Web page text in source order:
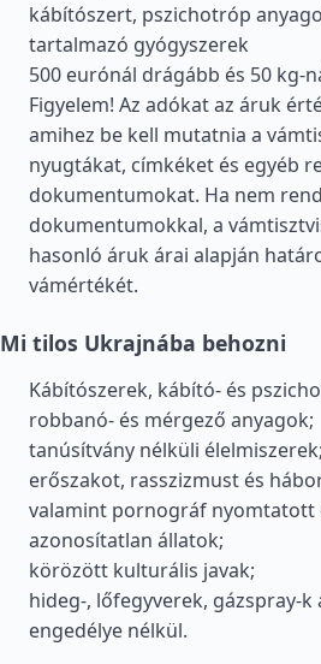
kábítószert, pszichotróp
tartalmazó gyógyszerek
500 eurónál drágább és 50 kg-
Figyelem! Az adókat az áruk
amihez be kell mutatnia a
nyugtákat, címkéket és egyéb
dokumentumokat. Ha nem
dokumentumokkal, a
hasonló áruk árai alapján
vámértékét.
Mi tilos Ukrajnába behozni
Kábítószerek, kábító- és
robbanó- és mérgező anyagok;
tanúsítvány nélküli élelmiszerek;
erőszakot, rasszizmust és
valamint pornográf nyomtatott
azonosítatlan állatok;
körözött kulturális javak;
hideg-, lőfegyverek, gázspray-
engedélye nélkül.